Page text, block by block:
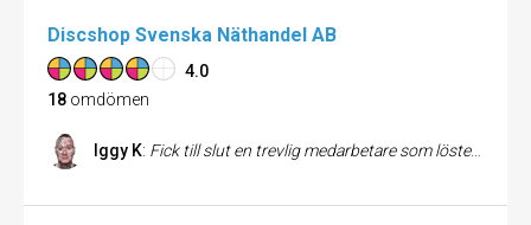
Discshop Svenska Näthandel AB
4.0
18 omdömen
Iggy K: Fick till slut en trevlig medarbetare som löste mitt problem direkt. Så skall det vara. Hade tidigare satt ett lågt betyg pga. att de strulade till min order och kundtjänstmedarbetaren jag fick då lät otrevlig och kunde inte hjälpa mig alls.